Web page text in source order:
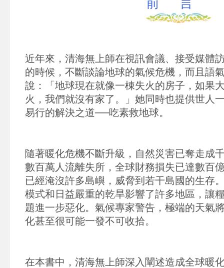
前 言
近年來，清海無上師在視訊會議、接受媒體
的時候，不斷談論地球的氣候危機，而且語
說：「地球現在就像一棟失火的房子，如果
火，我們就沒有家了。」她同時也提供世人
易行的解決之道──吃素救地球。
隨著暖化危機不斷升級，自然災害已奪走成
數百萬人流離失所，全球財務損失已達數百
已經淹沒許多島嶼，威脅到若干島國的生存
模式和日益嚴重的乾旱影響了許多地區，讓
題進一步惡化。氣候專家警告，極端的天氣
化甚至很可能一發不可收拾。
在本書中，清海無上師深入闡述造成全球暖